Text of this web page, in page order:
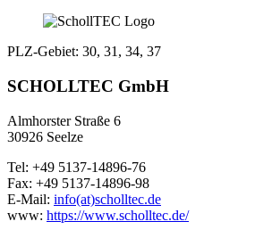
PLZ-Gebiet: 30, 31, 34, 37
SCHOLLTEC GmbH
Almhorster Straße 6
30926 Seelze
Tel: +49 5137-14896-76
Fax: +49 5137-14896-98
E-Mail: info(at)scholltec.de
www: https://www.scholltec.de/